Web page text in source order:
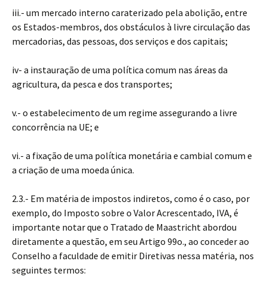
iii.- um mercado interno caraterizado pela abolição, entre
os Estados-membros, dos obstáculos à livre circulação das
mercadorias, das pessoas, dos serviços e dos capitais;
iv- a instauração de uma política comum nas áreas da
agricultura, da pesca e dos transportes;
v.- o estabelecimento de um regime assegurando a livre
concorrência na UE; e
vi.- a fixação de uma política monetária e cambial comum e
a criação de uma moeda única.
2.3.- Em matéria de impostos indiretos, como é o caso, por
exemplo, do Imposto sobre o Valor Acrescentado, IVA, é
importante notar que o Tratado de Maastricht abordou
diretamente a questão, em seu Artigo 99o., ao conceder ao
Conselho a faculdade de emitir Diretivas nessa matéria, nos
seguintes termos: